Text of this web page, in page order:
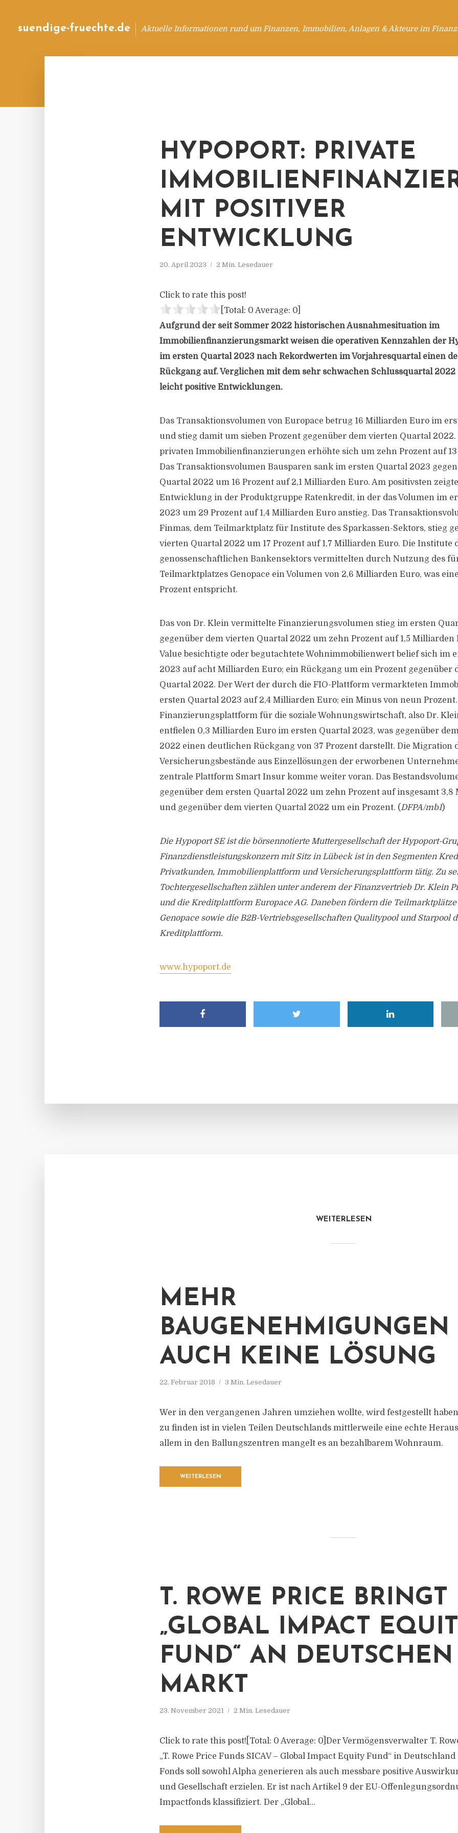
suendige-fruechte.de Aktuelle Informationen rund um Finanzen, Immobilien, Anlagen & Akteure im
HYPOPORT: PRIVATE
MIT POSITIVER
ENTWICKLUNG
20. April 2023 2 Min. Lesedauer
Click to rate this post!
[Total: 0 Average: 0
Aufgrund der seit Sommer 2022 historischen Ausnahmesituation im
Immobilienfinanzierungsmarkt weisen die operativen Kennzahlen der
im ersten Quartal 2023 nach Rekordwerten im Vorjahresquartal einen
Rückgang auf. Verglichen mit dem sehr schwachen Schlussquartal 2022
leicht positive Entwicklungen.
Das Transaktionsvolumen von Europace betrug 16 Milliarden Euro im
und stieg damit um sieben Prozent gegenüber dem vierten Quartal 2022.
privaten Immobilienfinanzierungen erhöhte sich um zehn Prozent auf
Das Transaktionsvolumen Bausparen sank im ersten Quartal 2023
Quartal 2022 um 16 Prozent auf 2,1 Milliarden Euro. Am positivsten
Entwicklung in der Produktgruppe Ratenkredit, in der das Volumen im
2023 um 29 Prozent auf 1,4 Milliarden Euro anstieg. Das
Finmas, dem Teilmarktplatz für Institute des Sparkassen-Sektors, stieg
vierten Quartal 2022 um 17 Prozent auf 1,7 Milliarden Euro. Die Institute
genossenschaftlichen Bankensektors vermittelten durch Nutzung des
Teilmarktplatzes Genopace ein Volumen von 2,6 Milliarden Euro, was
Prozent entspricht.
Das von Dr. Klein vermittelte Finanzierungsvolumen stieg im ersten
gegenüber dem vierten Quartal 2022 um zehn Prozent auf 1,5 Milliarden
Value besichtigte oder begutachtete Wohnimmobilienwert belief sich im
2023 auf acht Milliarden Euro; ein Rückgang um ein Prozent gegenüber
Quartal 2022. Der Wert der durch die FIO-Plattform vermarkteten
ersten Quartal 2023 auf 2,4 Milliarden Euro; ein Minus von neun
Finanzierungsplattform für die soziale Wohnungswirtschaft, also Dr.
entfielen 0,3 Milliarden Euro im ersten Quartal 2023, was gegenüber
2022 einen deutlichen Rückgang von 37 Prozent darstellt. Die Migration
Versicherungsbestände aus Einzellösungen der erworbenen
zentrale Plattform Smart Insur komme weiter voran. Das
gegenüber dem ersten Quartal 2022 um zehn Prozent auf insgesamt
und gegenüber dem vierten Quartal 2022 um ein Prozent. (DFPA/mb1)
Die Hypoport SE ist die börsennotierte Muttergesellschaft der Hypoport-
Finanzdienstleistungskonzern mit Sitz in Lübeck ist in den Segmenten
Privatkunden, Immobilienplattform und Versicherungsplattform tätig. Zu
Tochtergesellschaften zählen unter anderem der Finanzvertrieb Dr. Klein
und die Kreditplattform Europace AG. Daneben fördern die
Genopace sowie die B2B-Vertriebsgesellschaften Qualitypool und Starpool
Kreditplattform.
www.hypoport.de
WEITERLESEN
MEHR
BAUGENEHMIGUNGEN
AUCH KEINE LÖSUNG
22. Februar 2018 3 Min. Lesedauer
Wer in den vergangenen Jahren umziehen wollte, wird festgestellt
zu finden ist in vielen Teilen Deutschlands mittlerweile eine echte
allem in den Ballungszentren mangelt es an bezahlbarem Wohnraum.
WEITERLESEN
T. ROWE PRICE BRINGT
„GLOBAL IMPACT
FUND“ AN DEUTSCHEN
MARKT
23. November 2021 2 Min. Lesedauer
Click to rate this post![Total: 0 Average: 0]Der Vermögensverwalter T.
„T. Rowe Price Funds SICAV – Global Impact Equity Fund“ in
Fonds soll sowohl Alpha generieren als auch messbare positive
und Gesellschaft erzielen. Er ist nach Artikel 9 der EU-
Impactfonds klassifiziert. Der „Global...